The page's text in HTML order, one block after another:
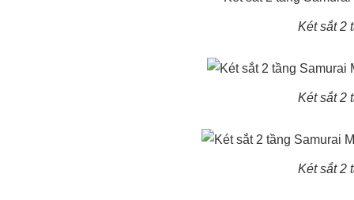
Két sắt 2
Két sắt 2
Két sắt 2